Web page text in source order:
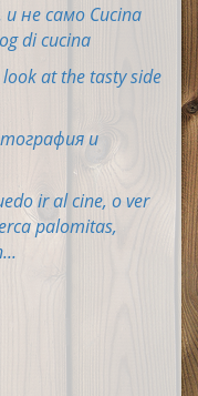
не само Cucina
di cucina
at the tasty side
и
ir al cine, o ver
palomitas,